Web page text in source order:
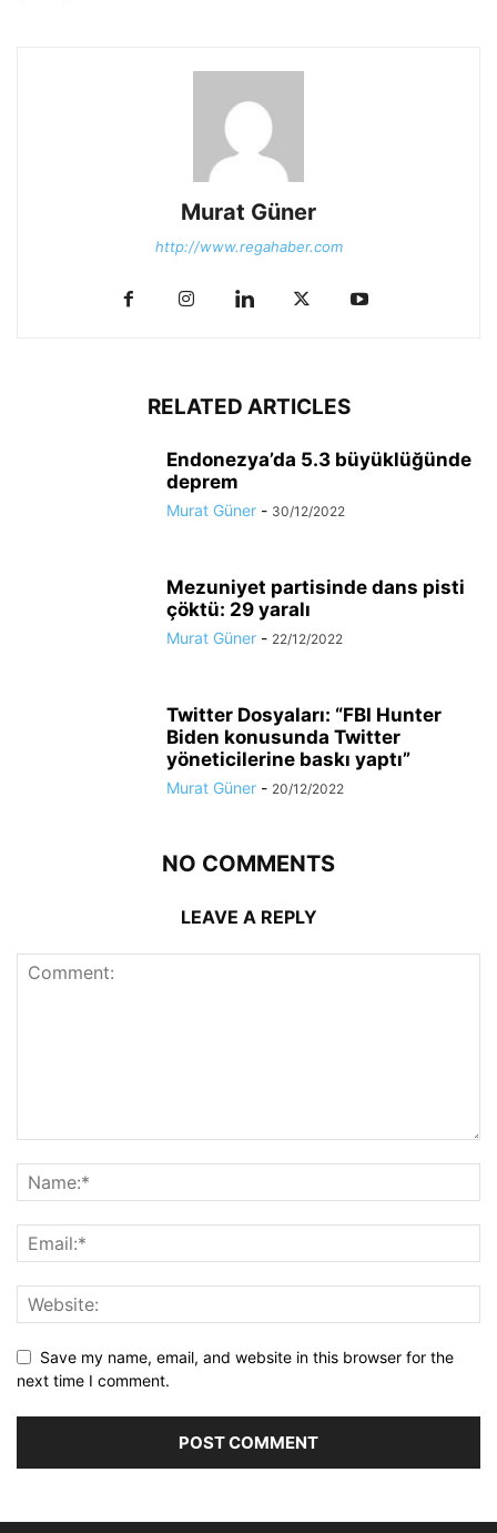
Murat Güner
http://www.regahaber.com
RELATED ARTICLES
Endonezya’da 5.3 büyüklüğünde
deprem
Murat Güner - 30/12/2022
Mezuniyet partisinde dans pisti
çöktü: 29 yaralı
Murat Güner - 22/12/2022
Twitter Dosyaları: “FBI Hunter
Biden konusunda Twitter
yöneticilerine baskı yaptı”
Murat Güner - 20/12/2022
NO COMMENTS
LEAVE A REPLY
Save my name, email, and website in this browser for the
next time I comment.